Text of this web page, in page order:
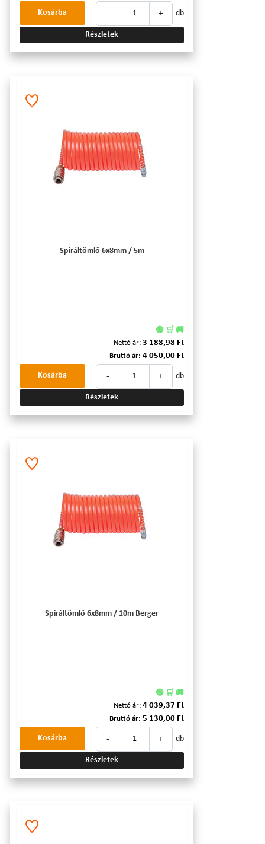
- + db
Kosárba
Részletek
Spiráltömlő 6x8mm / 5m
🟢 🛒 🚚
Nettó ár: 3 188,98 Ft
Bruttó ár: 4 050,00 Ft
- + db
Kosárba
Részletek
Spiráltömlő 6x8mm / 10m Berger
🟢 🛒 🚚
Nettó ár: 4 039,37 Ft
Bruttó ár: 5 130,00 Ft
- + db
Kosárba
Részletek